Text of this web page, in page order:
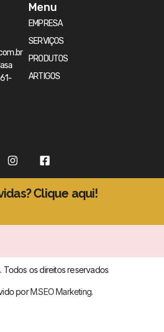
Menu
EMPRESA
SERVIÇOS
PRODUTOS
ARTIGOS
Clique aqui!
Todos os direitos reservados
porM.SEO Marketing.